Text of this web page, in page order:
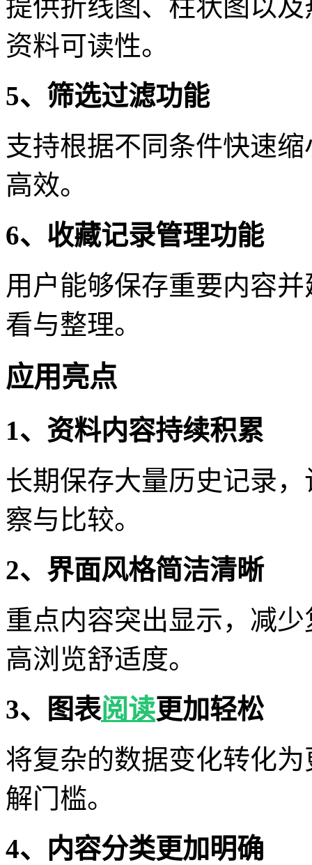
提供折线图、柱状图以
资料可读性。
5、筛选过滤功能
支持根据不同条件快速
高效。
6、收藏记录管理功能
用户能够保存重要内容
看与整理。
应用亮点
1、资料内容持续积累
长期保存大量历史记录
察与比较。
2、界面风格简洁清晰
重点内容突出显示，减
高浏览舒适度。
3、图表阅读更加轻松
将复杂的数据变化转化
解门槛。
4、内容分类更加明确